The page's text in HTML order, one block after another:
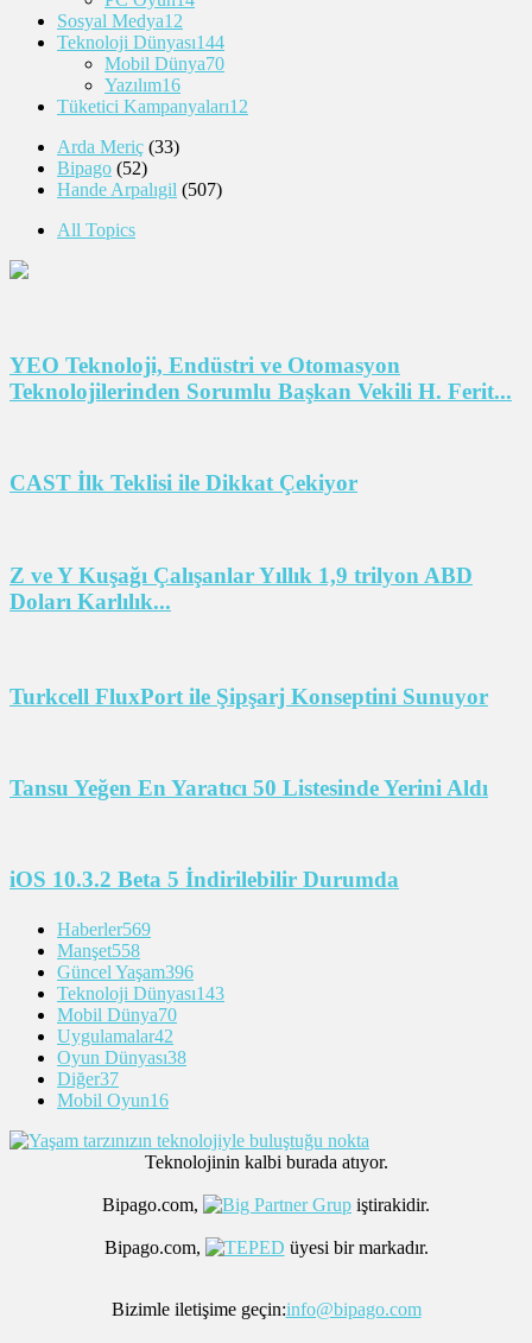
Sosyal Medya12
Teknoloji Dünyası144
Mobil Dünya70
Yazılım16
Tüketici Kampanyaları12
Arda Meriç (33)
Bipago (52)
Hande Arpalıgil (507)
All Topics
YEO Teknoloji, Endüstri ve Otomasyon
Teknolojilerinden Sorumlu Başkan Vekili H. Ferit...
CAST İlk Teklisi ile Dikkat Çekiyor
Z ve Y Kuşağı Çalışanlar Yıllık 1,9 trilyon ABD
Doları Karlılık...
Turkcell FluxPort ile Şipşarj Konseptini Sunuyor
Tansu Yeğen En Yaratıcı 50 Listesinde Yerini Aldı
iOS 10.3.2 Beta 5 İndirilebilir Durumda
Haberler569
Manşet558
Güncel Yaşam396
Teknoloji Dünyası143
Mobil Dünya70
Uygulamalar42
Oyun Dünyası38
Diğer37
Mobil Oyun16
Teknolojinin kalbi burada atıyor.
Bipago.com, iştirakidir.
Bipago.com, üyesi bir markadır.
Bizimle iletişime geçin:info@bipago.com